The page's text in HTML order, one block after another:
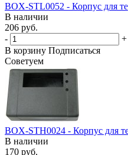
BOX-STL0052 - Корпус для
В наличии
206 руб.
-
+
В корзину Подписаться
Советуем
BOX-STH0024 - Корпус для
В наличии
170 руб.